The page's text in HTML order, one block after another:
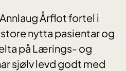
Årflot fortel i
nytta pasientar og
på Lærings- og
sjølv levd godt med